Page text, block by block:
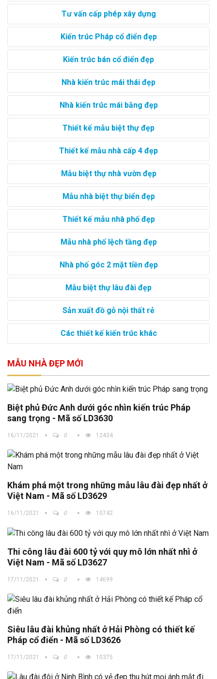
Tư vấn cấp phép xây dựng
Kiến trúc Pháp cổ điển đẹp
Kiến trúc bán cổ điển đẹp
Nhà kiến trúc mái thái đẹp
Nhà kiến trúc mái bằng đẹp
Thiết kế mẫu biệt thự đẹp
Thiết kế mẫu nhà cấp 4 đẹp
Mẫu biệt thự nhà vườn đẹp
Mẫu nhà biệt thự biển đẹp
Thiết kế mẫu nhà phố đẹp
Mẫu nhà phố lệch tầng đẹp
Nhà phố góc 2 mặt tiền đẹp
Mẫu biệt thự lâu đài đẹp
Sản xuất đồ gỗ nội thất rẻ
Các thiết kế kiến trúc khác
MẪU NHÀ ĐẸP MỚI
Biệt phủ Đức Anh dưới góc nhìn kiến trúc Pháp
sang trọng - Mã số LD3630
16/11/2021 0 12434
Khám phá một trong những mẫu lâu đài đẹp nhất ở
Việt Nam - Mã số LD3629
16/11/2021 0 10742
Thi công lâu đài 600 tỷ với quy mô lớn nhất nhì ở
Việt Nam - Mã số LD3627
17/11/2021 0 14699
Siêu lâu đài khủng nhất ở Hải Phòng có thiết kế
Pháp cổ điển - Mã số LD3626
17/11/2021 0 10375